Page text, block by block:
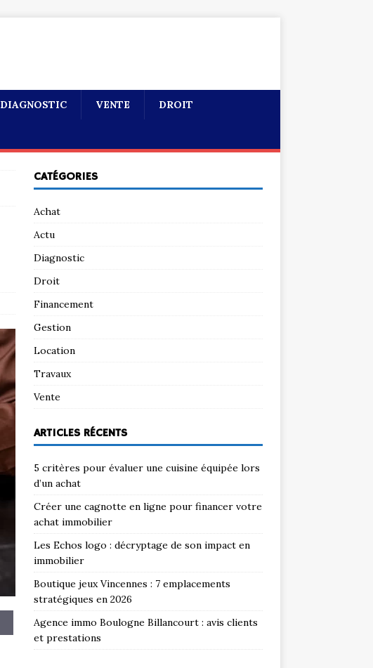
DIAGNOSTIC VENTE DROIT
CATÉGORIES
Achat
Actu
Diagnostic
Droit
Financement
Gestion
Location
Travaux
Vente
ARTICLES RÉCENTS
5 critères pour évaluer une cuisine équipée lors
d’un achat
Créer une cagnotte en ligne pour financer votre
achat immobilier
Les Echos logo : décryptage de son impact en
immobilier
Boutique jeux Vincennes : 7 emplacements
stratégiques en 2026
Agence immo Boulogne Billancourt : avis clients
et prestations